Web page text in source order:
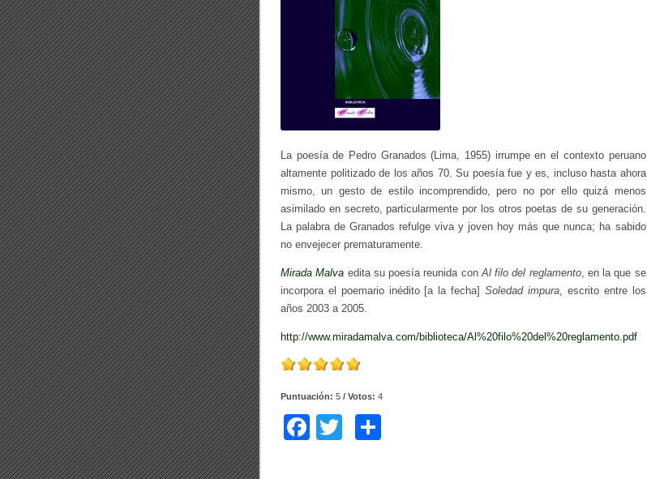
La poesía de Pedro Granados (Lima, 1955) irrumpe en el contexto peruano
altamente politizado de los años 70. Su poesía fue y es, incluso hasta ahora
mismo, un gesto de estilo incomprendido, pero no por ello quizá menos
asimilado en secreto, particularmente por los otros poetas de su generación.
La palabra de Granados refulge viva y joven hoy más que nunca; ha sabido
no envejecer prematuramente.
Mirada Malva edita su poesía reunida conAl filo del reglamento, en la que se
incorpora el poemario inédito [a la fecha]Soledad impura, escrito entre los
años 2003 a 2005.
http://www.miradamalva.com/biblioteca/Al%20filo%20del%20reglamento.pdf
Puntuación: 5 / Votos: 4
F